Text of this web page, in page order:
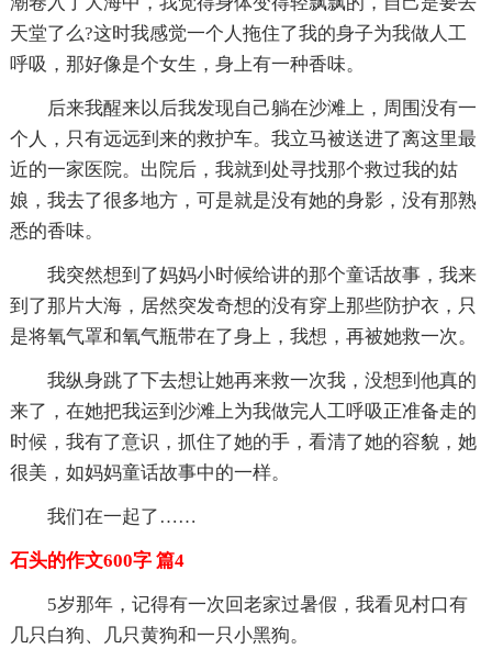
天堂了么?这时我感觉一个人拖住了我的身子为我做人工
呼吸，那好像是个女生，身上有一种香味。
后来我醒来以后我发现自己躺在沙滩上，周围没有一
个人，只有远远到来的救护车。我立马被送进了离这里最
近的一家医院。出院后，我就到处寻找那个救过我的姑
娘，我去了很多地方，可是就是没有她的身影，没有那熟
悉的香味。
我突然想到了妈妈小时候给讲的那个童话故事，我来
到了那片大海，居然突发奇想的没有穿上那些防护衣，只
是将氧气罩和氧气瓶带在了身上，我想，再被她救一次。
我纵身跳了下去想让她再来救一次我，没想到他真的
来了，在她把我运到沙滩上为我做完人工呼吸正准备走的
时候，我有了意识，抓住了她的手，看清了她的容貌，她
很美，如妈妈童话故事中的一样。
我们在一起了……
石头的作文600字 篇4
5岁那年，记得有一次回老家过暑假，我看见村口有
几只白狗、几只黄狗和一只小黑狗。